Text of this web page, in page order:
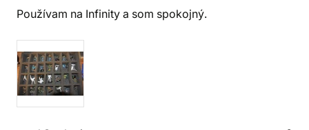
Používam na Infinity a som spokojný.